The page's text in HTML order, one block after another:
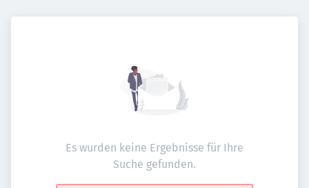
Es wurden keine Ergebnisse für Ihre
Suche gefunden.